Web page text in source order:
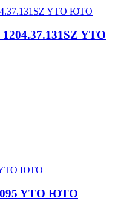
YTO
095 YTO ЮТО